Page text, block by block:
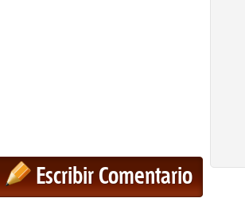
Escribir Comentario